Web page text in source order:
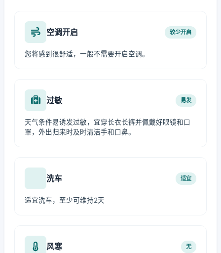
空调开启 较少开启
您将感到很舒适，一般不需要开启空调。
过敏 易发
天气条件易诱发过敏，宜穿长衣长裤并佩戴好眼镜和口
罩，外出归来时及时清洁手和口鼻。
洗车 适宜
适宜洗车，至少可维持2天
风寒 无